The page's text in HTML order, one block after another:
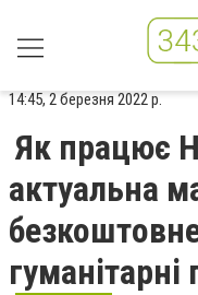
14:45, 2 березня 2022 р.
Як працює
актуальна